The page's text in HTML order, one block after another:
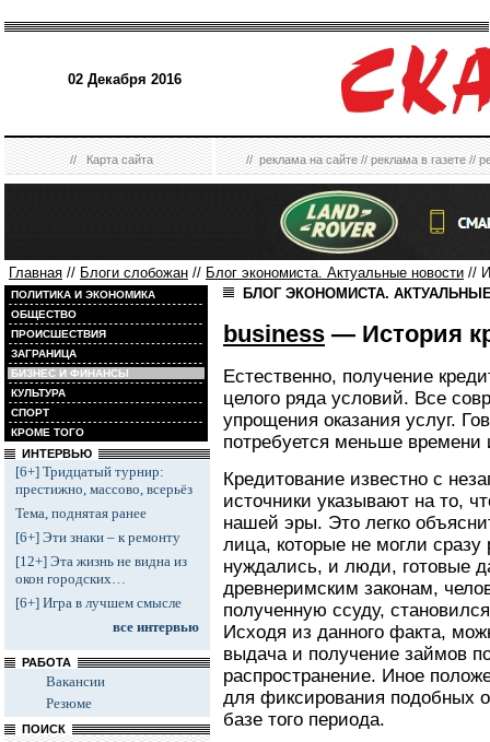
02 Декабря 2016
//Карта сайта //реклама на сайте//реклама в газете//
Главная // Блоги слобожан // Блог экономиста. Актуальные новости //
ПОЛИТИКА И ЭКОНОМИКА
ОБЩЕСТВО
ПРОИСШЕСТВИЯ
ЗАГРАНИЦА
БИЗНЕС И ФИНАНСЫ
КУЛЬТУРА
СПОРТ
КРОМЕ ТОГО
ИНТЕРВЬЮ
[6+] Тридцатый турнир:
престижно, массово, всерьёз
Тема, поднятая ранее
[6+] Эти знаки – к ремонту
[12+] Эта жизнь не видна из
окон городских…
[6+] Игра в лучшем смысле
все интервью
РАБОТА
Вакансии
Резюме
ПОИСК
БЛОГ ЭКОНОМИСТА.
business — История
Естественно, получение
целого ряда условий. Все
упрощения оказания услуг.
потребуется меньше времени
Кредитование известно с
источники указывают на то,
нашей эры. Это легко
лица, которые не могли сразу
нуждались, и люди, готовые
древнеримским законам,
полученную ссуду,
Исходя из данного факта,
выдача и получение займов
распространение. Иное
для фиксирования подобных
базе того периода.